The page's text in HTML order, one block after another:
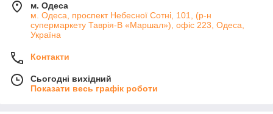
м. Одеса
м. Одеса, проспект Небесної Сотні, 101, (р-н
супермаркету Таврія-В «Маршал»), офіс 223, Одеса,
Україна
Контакти
Сьогодні вихідний
Показати весь графік роботи